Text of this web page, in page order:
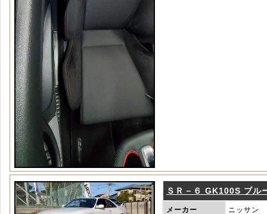
ＳＲ－６ GK100S ブル
メーカー ニッサン